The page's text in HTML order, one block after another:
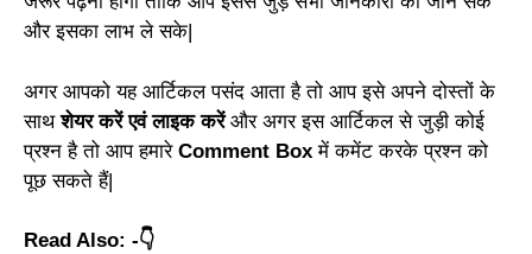
और इसका लाभ ले सके|
अगर आपको यह आर्टिकल पसंद आता है तो आप इसे अपने दोस्तों के
साथशेयर करें एवं लाइक करेंऔर अगर इस आर्टिकल से जुड़ी कोई
प्रश्न है तो आप हमारे Comment Box में कमेंट करके प्रश्न को
पूछ सकते हैं|
Read Also: -👇